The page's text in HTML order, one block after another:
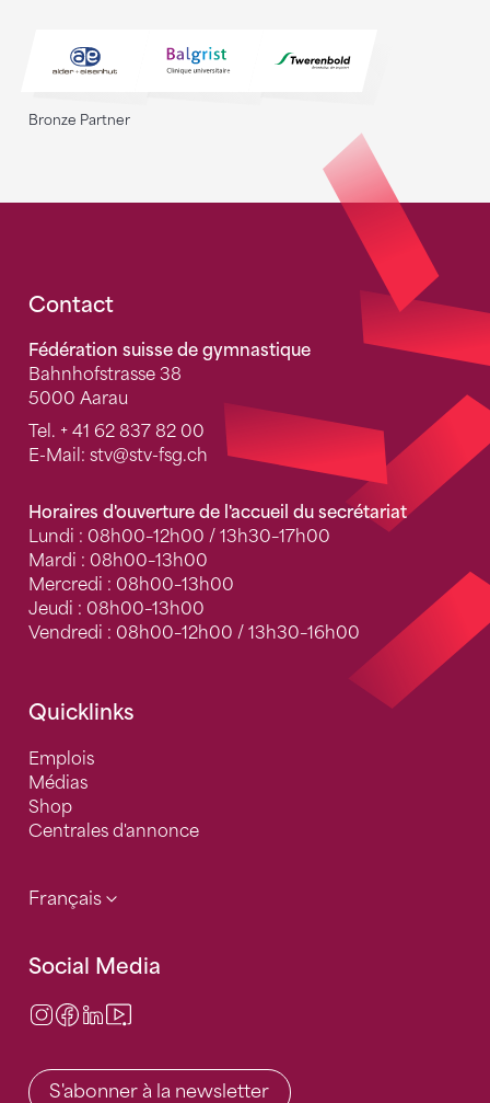
Bronze Partner
Fusszeile
Contact
Fédération suisse de gymnastique
Bahnhofstrasse 38
5000 Aarau
Tel. + 41 62 837 82 00
E-Mail: stv@stv-fsg.ch
Horaires d'ouverture de l'accueil du secrétariat
Lundi : 08h00–12h00 / 13h30–17h00
Mardi : 08h00–13h00
Mercredi : 08h00–13h00
Jeudi : 08h00–13h00
Vendredi : 08h00–12h00 / 13h30–16h00
Quicklinks
Emplois
Médias
Shop
Centrales d'annonce
Français
Social Media
Instagram
Facebook
LinkedIn
S'abonner à la newsletter